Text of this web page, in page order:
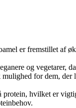
er fremstillet af
og vegetarer,
mulighed for dem,
protein, hvilket er